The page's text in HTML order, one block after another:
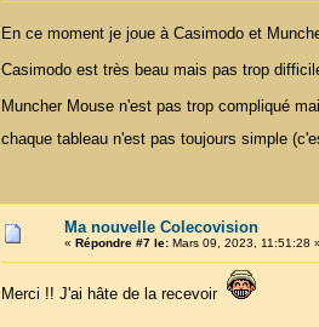
En ce moment je joue à Casimodo et
Casimodo est très beau mais pas trop
Muncher Mouse n'est pas trop compliqué
chaque tableau n'est pas toujours simple
Ma nouvelle Colecovision
« Répondre #7 le:Mars 09, 2023, 11:51:28
Merci !! J'ai hâte de la recevoir